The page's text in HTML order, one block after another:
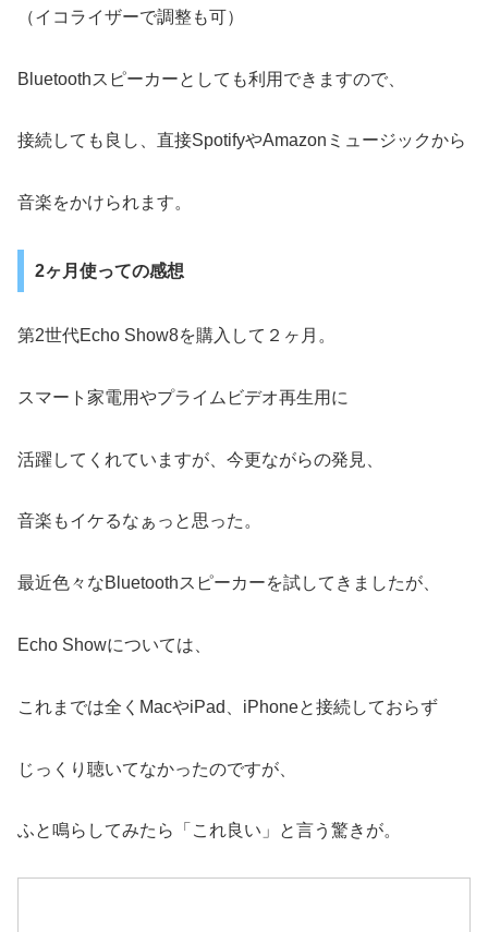
（イコライザーで調整も可）
Bluetoothスピーカーとしても利用できますので、
接続しても良し、直接SpotifyやAmazonミュージックから
音楽をかけられます。
2ヶ月使っての感想
第2世代Echo Show8を購入して２ヶ月。
スマート家電用やプライムビデオ再生用に
活躍してくれていますが、今更ながらの発見、
音楽もイケるなぁっと思った。
最近色々なBluetoothスピーカーを試してきましたが、
Echo Showについては、
これまでは全くMacやiPad、iPhoneと接続しておらず
じっくり聴いてなかったのですが、
ふと鳴らしてみたら「これ良い」と言う驚きが。